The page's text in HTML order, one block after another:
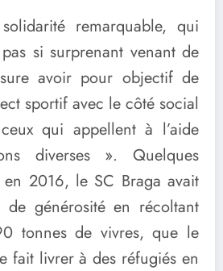
remarquable, qui
si surprenant venant de
avoir pour objectif de
sportif avec le côté social
qui appellent à l’aide
diverses ». Quelques
2016, le SC Braga avait
générosité en récoltant
tonnes de vivres, que le
fait livrer à des réfugiés en